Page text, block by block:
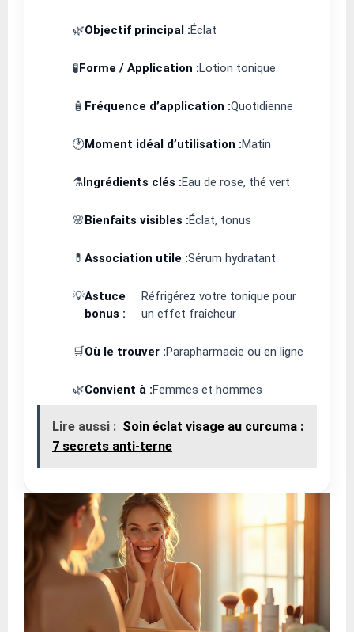
🌿Objectif principal :Éclat
🧪Forme / Application :Lotion tonique
🧴 Fréquence d’application :Quotidienne
🕐Moment idéal d’utilisation :Matin
⚗️Ingrédients clés :Eau de rose, thé vert
🌸Bienfaits visibles :Éclat, tonus
💊 Association utile :Sérum hydratant
💡Astuce
bonus :
Réfrigérez votre tonique pour
un effet fraîcheur
🛒Où le trouver :Parapharmacie ou en ligne
🌿Convient à :Femmes et hommes
Lire aussi : Soin éclat visage au curcuma :
7 secrets anti-terne